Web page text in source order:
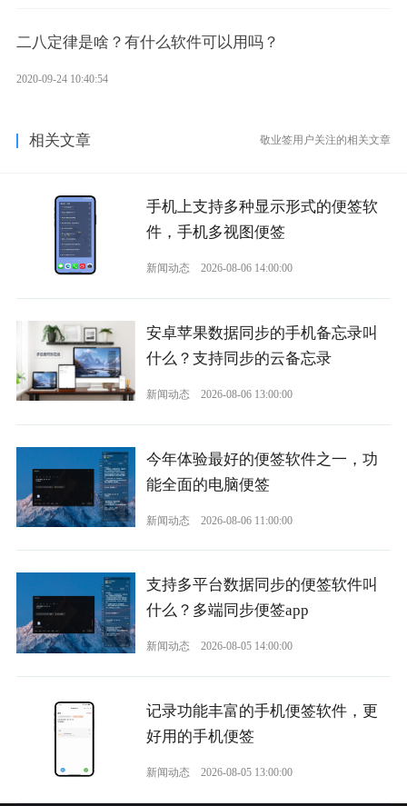
二八定律是啥？有什么软件可以用吗？
2020-09-24 10:40:54
相关文章 敬业签用户关注的相关文章
手机上支持多种显示形式的便签软
件，手机多视图便签
新闻动态 2026-08-06 14:00:00
安卓苹果数据同步的手机备忘录叫
什么？支持同步的云备忘录
新闻动态 2026-08-06 13:00:00
今年体验最好的便签软件之一，功
能全面的电脑便签
新闻动态 2026-08-06 11:00:00
支持多平台数据同步的便签软件叫
什么？多端同步便签app
新闻动态 2026-08-05 14:00:00
记录功能丰富的手机便签软件，更
好用的手机便签
新闻动态 2026-08-05 13:00:00